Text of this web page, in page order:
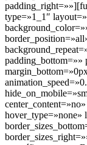
type=»1_1″
padding_bottom=»»
hover_type=»none»